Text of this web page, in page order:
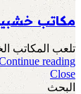
مكاتب
تلعب المكاتب
reading
Close
البحث